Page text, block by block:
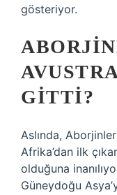
gösteriyor.
GITTI?
Aslında,
Afrika’dan ilk
olduğuna
Güneydoğu